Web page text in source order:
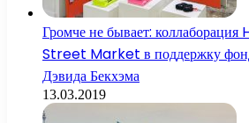
Громче не бывает:
Street Market в поддержку
Дэвида Бекхэма
13.03.2019